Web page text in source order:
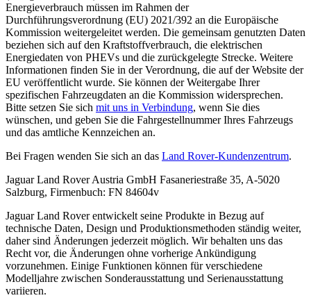
Energieverbrauch müssen im Rahmen der
Durchführungsverordnung (EU) 2021/392 an die Europäische
Kommission weitergeleitet werden. Die gemeinsam genutzten Daten
beziehen sich auf den Kraftstoffverbrauch, die elektrischen
Energiedaten von PHEVs und die zurückgelegte Strecke. Weitere
Informationen finden Sie in der Verordnung, die auf der Website der
EU veröffentlicht wurde. Sie können der Weitergabe Ihrer
spezifischen Fahrzeugdaten an die Kommission widersprechen.
Bitte setzen Sie sich mit uns in Verbindung, wenn Sie dies
wünschen, und geben Sie die Fahrgestellnummer Ihres Fahrzeugs
und das amtliche Kennzeichen an.
Bei Fragen wenden Sie sich an das Land Rover-Kundenzentrum.
Jaguar Land Rover Austria GmbH Fasaneriestraße 35, A-5020
Salzburg, Firmenbuch: FN 84604v
Jaguar Land Rover entwickelt seine Produkte in Bezug auf
technische Daten, Design und Produktionsmethoden ständig weiter,
daher sind Änderungen jederzeit möglich. Wir behalten uns das
Recht vor, die Änderungen ohne vorherige Ankündigung
vorzunehmen. Einige Funktionen können für verschiedene
Modelljahre zwischen Sonderausstattung und Serienausstattung
variieren.